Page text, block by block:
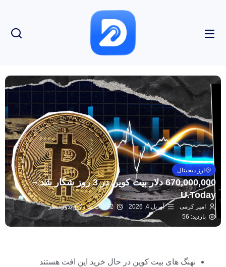
ارز دیجیتال
670,000,000 دلار بیت کوین در 3 روز شکار شد –
U.Today
امیر کرمی آوریل 4, 2026 6:12 ب.ظ
بدون نظر
بازدید: 56
نهنگ های بیت کوین در حال خرید این افت هستند